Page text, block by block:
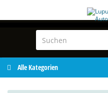
Alle Kategorien